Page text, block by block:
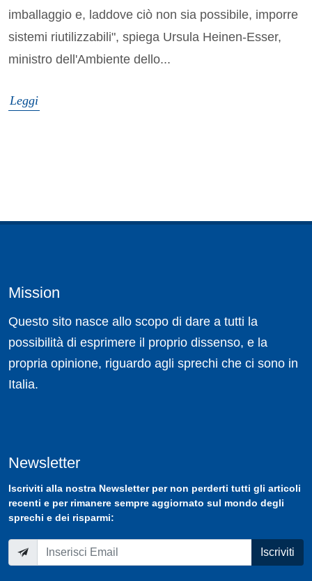
imballaggio e, laddove ciò non sia possibile, imporre
sistemi riutilizzabili", spiega Ursula Heinen-Esser,
ministro dell'Ambiente dello...
Leggi
Mission
Questo sito nasce allo scopo di dare a tutti la
possibilità di esprimere il proprio dissenso, e la
propria opinione, riguardo agli sprechi che ci sono in
Italia.
Newsletter
Iscriviti alla nostra Newsletterper non perderti tutti gli articoli
recenti e per rimanere sempre aggiornato sul mondo degli
sprechi e dei risparmi:
Iscriviti